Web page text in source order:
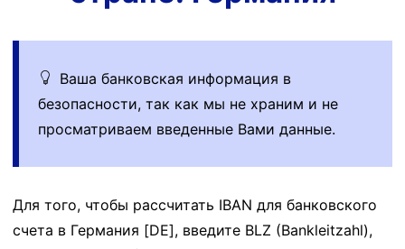
Ваша банковская информация в
безопасности, так как мы не храним и не
просматриваем введенные Вами данные.
Для того, чтобы рассчитать IBAN для банковского
счета в Германия [DE], введите BLZ (Bankleitzahl),